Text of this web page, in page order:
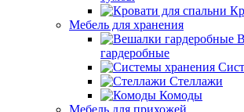
Мебель для хранения
гардеробные
Стеллажи
Комоды
Мебель для прихожей